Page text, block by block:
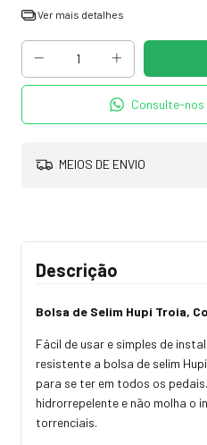
Ver mais detalhes
Consulte-
MEIOS DE ENVIO
Descrição
Bolsa de Selim Hupi Troia,
Fácil de usar e simples de
resistente a bolsa de selim
para se ter em todos os
hidrorrepelente e não molha o
torrenciais.